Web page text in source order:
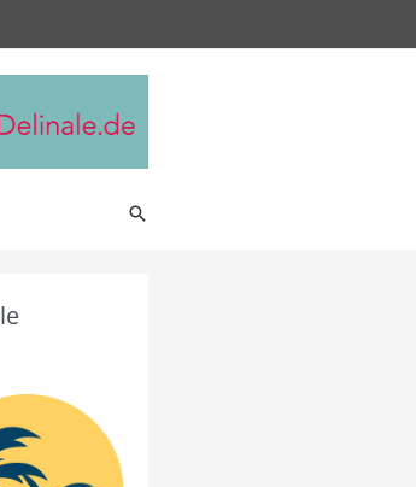
Suche